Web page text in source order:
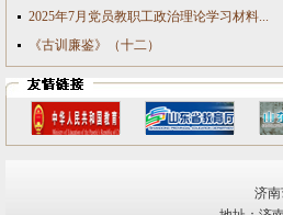
2025年7月党员教职工政治理论学习材料...
《古训廉鉴》（十二）
济南